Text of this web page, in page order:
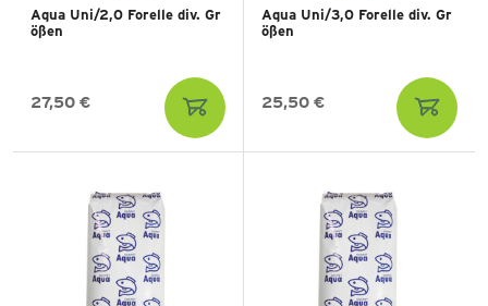
Aqua Uni/2,0 Forelle div. Gr
ößen
27,50 €
Aqua Uni/3,0 Forelle div. Gr
ößen
25,50 €